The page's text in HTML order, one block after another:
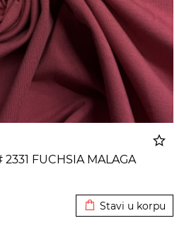
2331 FUCHSIA MALAGA
Stavi u korpu